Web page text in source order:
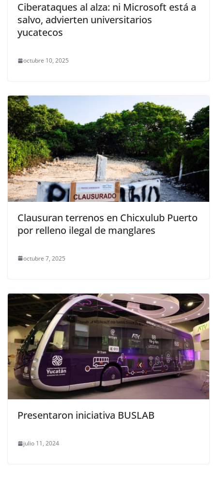
Ciberataques al alza: ni Microsoft está a
salvo, advierten universitarios
yucatecos
octubre 10, 2025
Clausuran terrenos en Chicxulub Puerto
por relleno ilegal de manglares
octubre 7, 2025
Presentaron iniciativa BUSLAB
julio 11, 2024